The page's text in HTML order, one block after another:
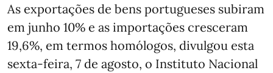
As exportações de bens portugueses subiram
em junho 10% e as importações cresceram
19,6%, em termos homólogos, divulgou esta
sexta-feira, 7 de agosto, o Instituto Nacional